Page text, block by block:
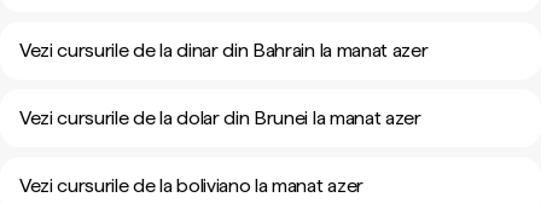
Vezi cursurile de la dinar din Bahrain la manat azer
Vezi cursurile de la dolar din Brunei la manat azer
Vezi cursurile de la boliviano la manat azer